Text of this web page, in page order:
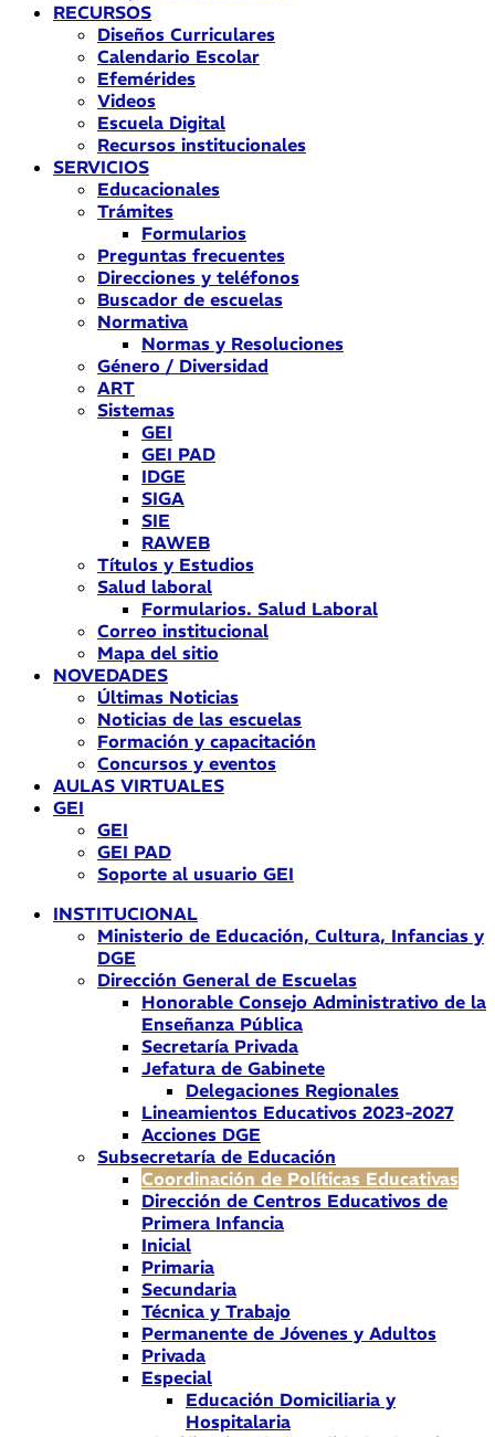
RECURSOS
Diseños Curriculares
Calendario Escolar
Efemérides
Videos
Escuela Digital
Recursos institucionales
SERVICIOS
Educacionales
Trámites
Formularios
Preguntas frecuentes
Direcciones y teléfonos
Buscador de escuelas
Normativa
Normas y Resoluciones
Género / Diversidad
ART
Sistemas
GEI
GEI PAD
IDGE
SIGA
SIE
RAWEB
Títulos y Estudios
Salud laboral
Formularios. Salud Laboral
Correo institucional
Mapa del sitio
NOVEDADES
Últimas Noticias
Noticias de las escuelas
Formación y capacitación
Concursos y eventos
AULAS VIRTUALES
GEI
GEI
GEI PAD
Soporte al usuario GEI
INSTITUCIONAL
Ministerio de Educación, Cultura, Infancias y
DGE
Dirección General de Escuelas
Honorable Consejo Administrativo de la
Enseñanza Pública
Secretaría Privada
Jefatura de Gabinete
Delegaciones Regionales
Lineamientos Educativos 2023-2027
Acciones DGE
Subsecretaría de Educación
Coordinación de Políticas Educativas
Dirección de Centros Educativos de
Primera Infancia
Inicial
Primaria
Secundaria
Técnica y Trabajo
Permanente de Jóvenes y Adultos
Privada
Especial
Educación Domiciliaria y
Hospitalaria